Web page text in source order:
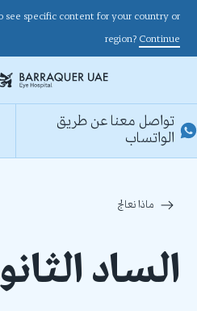
see specific content for your country or
region? Continue
تواصل معنا عن طريق
الواتساب
ماذا نعالج
الساد